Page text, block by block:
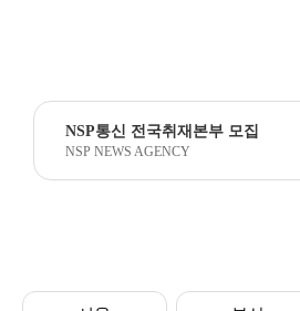
NSP통신 전국취재본부 모집
NSP NEWS AGENCY